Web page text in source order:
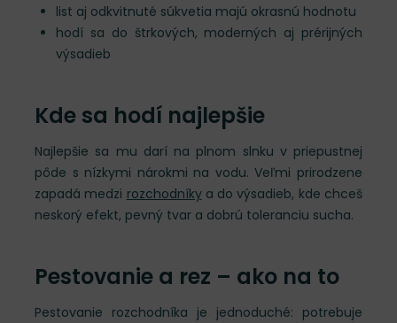
list aj odkvitnuté súkvetia majú okrasnú hodnotu
hodí sa do štrkových, moderných aj prérijných
výsadieb
Kde sa hodí najlepšie
Najlepšie sa mu darí na plnom slnku v priepustnej
pôde s nízkymi nárokmi na vodu. Veľmi prirodzene
zapadá medzi rozchodníkya do výsadieb, kde chceš
neskorý efekt, pevný tvar a dobrú toleranciu sucha.
Pestovanie a rez – ako na to
Pestovanie rozchodníka je jednoduché: potrebuje